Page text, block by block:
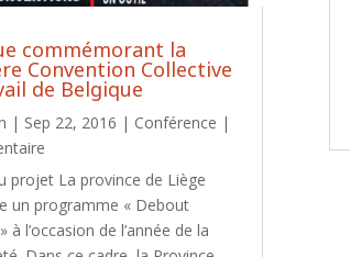
commémorant la
Convention Collective
de Belgique
| Sep 22, 2016 | Conférence |
projet La province de Liège
un programme « Debout
à l’occasion de l’année de la